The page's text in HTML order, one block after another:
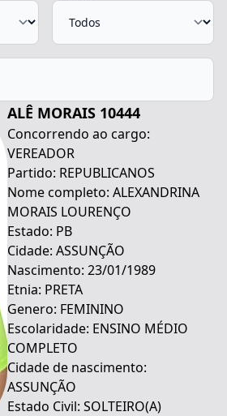
ALÊ MORAIS 10444
Concorrendo ao cargo:
VEREADOR
Partido: REPUBLICANOS
Nome completo: ALEXANDRINA
MORAIS LOURENÇO
Estado: PB
Cidade: ASSUNÇÃO
Nascimento: 23/01/1989
Etnia: PRETA
Genero: FEMININO
Escolaridade: ENSINO MÉDIO
COMPLETO
Cidade de nascimento:
ASSUNÇÃO
Estado Civil: SOLTEIRO(A)